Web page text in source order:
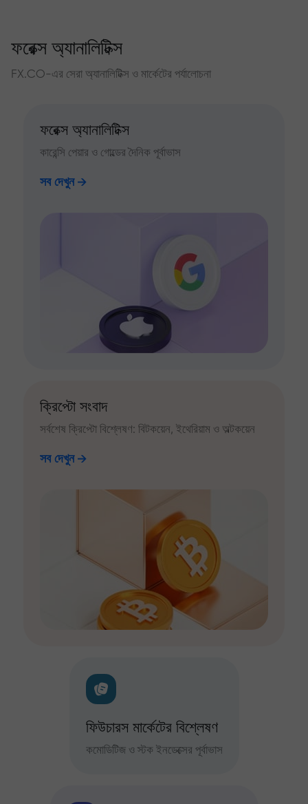
ফরেক্স অ্যানালিটিক্স
FX.CO-এর সেরা অ্যানালিটিক্স ও মার্কেটের পর্যালোচনা
ফরেক্স অ্যানালিটিক্স
কারেন্সি পেয়ার ও গোল্ডের দৈনিক পূর্বাভাস
সব দেখুন
ক্রিপ্টো সংবাদ
সর্বশেষ ক্রিপ্টো বিশ্লেষণ: বিটকয়েন, ইথেরিয়াম ও অল্টকয়েন
সব দেখুন
ফিউচারস মার্কেটের বিশ্লেষণ
কমোডিটিজ ও স্টক ইনডেক্সের পূর্বাভাস